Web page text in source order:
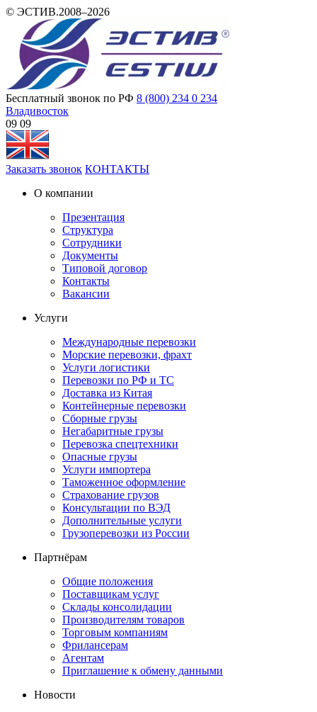
© ЭСТИВ.2008–2026
Бесплатный звонок по РФ 8 (800) 234 0 234
Владивосток
09 09
Заказать звонок КОНТАКТЫ
О компании
Презентация
Структура
Сотрудники
Документы
Типовой договор
Контакты
Вакансии
Услуги
Международные перевозки
Морские перевозки, фрахт
Услуги логистики
Перевозки по РФ и ТС
Доставка из Китая
Контейнерные перевозки
Сборные грузы
Негабаритные грузы
Перевозка спецтехники
Опасные грузы
Услуги импортера
Таможенное оформление
Страхование грузов
Консультации по ВЭД
Дополнительные услуги
Грузоперевозки из России
Партнёрам
Общие положения
Поставщикам услуг
Склады консолидации
Производителям товаров
Торговым компаниям
Фрилансерам
Агентам
Приглашение к обмену данными
Новости